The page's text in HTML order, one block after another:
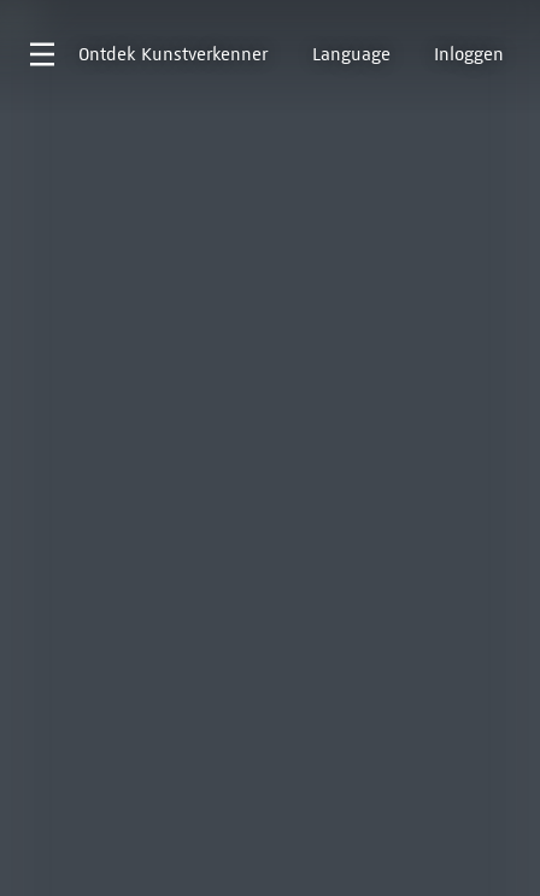
Ontdek Kunstverkenner Language Inloggen